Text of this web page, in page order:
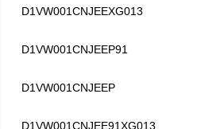
D1VW001CNJEEXG013
D1VW001CNJEEP91
D1VW001CNJEEP
D1VW001CNJEE91XG013